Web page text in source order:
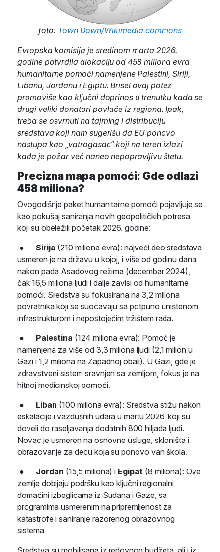
foto: Town Down/Wikimedia commons
Evropska komisija je sredinom marta 2026.
godine potvrdila alokaciju od 458 miliona evra
humanitarne pomoći namenjene Palestini, Siriji,
Libanu, Jordanu i Egiptu. Brisel ovaj potez
promoviše kao ključni doprinos u trenutku kada se
drugi veliki donatori povlače iz regiona. Ipak,
treba se osvrnuti na tajming i distribuciju
sredstava koji nam sugerišu da EU ponovo
nastupa kao „vatrogasac“ koji na teren izlazi
kada je požar već naneo nepopravljivu štetu.
Precizna mapa pomoći: Gde odlazi
458 miliona?
Ovogodišnje paket humanitarne pomoći pojavljuje se
kao pokušaj saniranja novih geopolitičkih potresa
koji su obeležili početak 2026. godine:
● Sirija (210 miliona evra): najveći deo sredstava
usmeren je na državu u kojoj, i više od godinu dana
nakon pada Asadovog režima (decembar 2024),
čak 16,5 miliona ljudi i dalje zavisi od humanitarne
pomoći. Sredstva su fokusirana na 3,2 miliona
povratnika koji se suočavaju sa potpuno uništenom
infrastrukturom i nepostojećim tržištem rada.
● Palestina (124 miliona evra): Pomoć je
namenjena za više od 3,3 miliona ljudi (2,1 milion u
Gazi i 1,2 miliona na Zapadnoj obali). U Gazi, gde je
zdravstveni sistem sravnjen sa zemljom, fokus je na
hitnoj medicinskoj pomoći.
● Liban (100 miliona evra): Sredstva stižu nakon
eskalacije i vazdušnih udara u martu 2026. koji su
doveli do raseljavanja dodatnih 800 hiljada ljudi.
Novac je usmeren na osnovne usluge, skloništa i
obrazovanje za decu koja su ponovo van škola.
● Jordan (15,5 miliona) i Egipat (8 miliona): Ove
zemlje dobijaju podršku kao ključni regionalni
domaćini izbeglicama iz Sudana i Gaze, sa
programima usmerenim na pripremljenost za
katastrofe i saniranje razorenog obrazovnog
sistema
Sredstva su mobilisana iz redovnog budžeta, ali i iz